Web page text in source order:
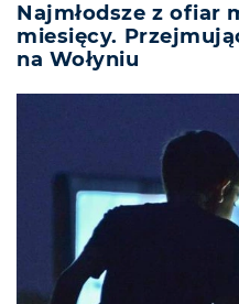
Najmłodsze z ofiar
miesięcy.
na Wołyniu